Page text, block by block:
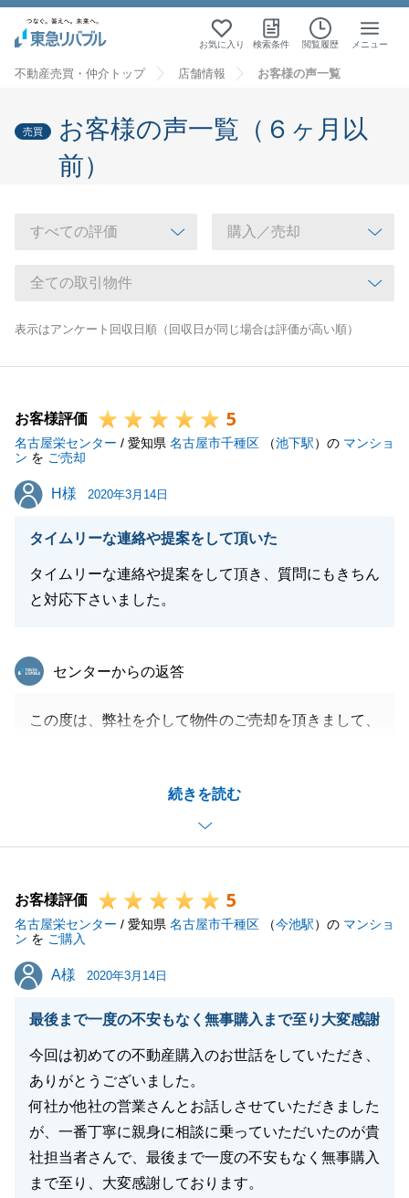
お気に入り 検索条件 閲覧履歴 メニュー
不動産売買・仲介トップ 店舗情報 お客様の声一覧
売買
お客様の声一覧（６ヶ月以
前）
表示はアンケート回収日順（回収日が同じ場合は評価が高い順）
お客様評価 5
名古屋栄センター / 愛知県 名古屋市千種区 （池下駅）の マンショ
ン を ご売却
H様
H様 2020年3月14日
タイムリーな連絡や提案をして頂いた
タイムリーな連絡や提案をして頂き、質問にもきちん
と対応下さいました。
続きを読む
東急リバブル
センターからの返答
この度は、弊社を介して物件のご売却を頂きまして、
取引を終える事ができた理由です。
必要手続きを適宜ご対応頂きまして、ありがとうござ
います。
進めさせて頂きました。
東京・愛知と場所を問わず、不動産に関するお悩みが
ございましたら、何なりと申し付けください。
必ず、H様のお力になることをお約束いたします。
ます。
閉じる
お客様評価 5
名古屋栄センター / 愛知県 名古屋市千種区 （今池駅）の マンショ
ン を ご購入
A様
A様 2020年3月14日
最後まで一度の不安もなく無事購入まで至り大変感謝
今回は初めての不動産購入のお世話をしていただき、
ありがとうございました。
何社か他社の営業さんとお話しさせていただきました
が、一番丁寧に親身に相談に乗っていただいたのが貴
社担当者さんで、最後まで一度の不安もなく無事購入
まで至り、大変感謝しております。